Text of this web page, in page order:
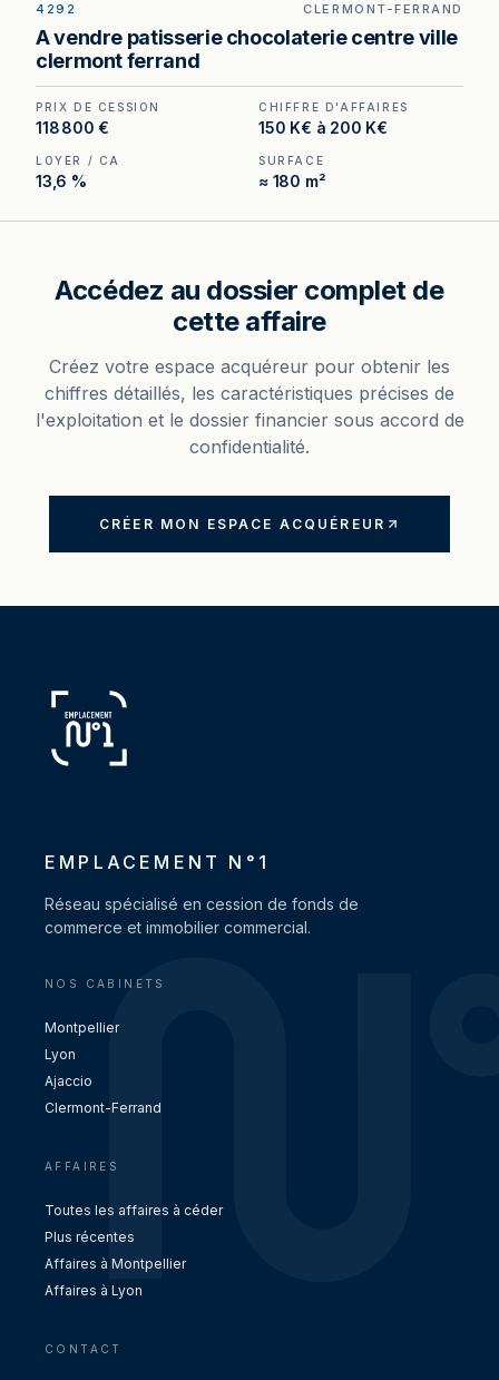
Boulangerie à Clermont-Ferrand — appartement
compris dans le bail, outil de production
d'environ 110 m² et implantation en angle.
4292 CLERMONT-FERRAND
A vendre patisserie chocolaterie centre ville
clermont ferrand
PRIX DE CESSION
118 800 €
CHIFFRE D'AFFAIRES
150 K€ à 200 K€
LOYER / CA
13,6 %
SURFACE
≈ 180 m²
Accédez au dossier complet de
cette affaire
Créez votre espace acquéreur pour obtenir les
chiffres détaillés, les caractéristiques précises de
l'exploitation et le dossier financier sous accord de
confidentialité.
CRÉER MON ESPACE ACQUÉREUR
EMPLACEMENT N°1
Réseau spécialisé en cession de fonds de
commerce et immobilier commercial.
NOS CABINETS
Montpellier
Lyon
Ajaccio
Clermont-Ferrand
AFFAIRES
Toutes les affaires à céder
Plus récentes
Affaires à Montpellier
Affaires à Lyon
CONTACT